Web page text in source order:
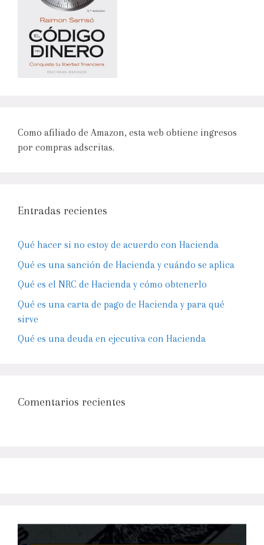
Como afiliado de Amazon, esta web obtiene ingresos
por compras adscritas.
Entradas recientes
Qué hacer si no estoy de acuerdo con Hacienda
Qué es una sanción de Hacienda y cuándo se aplica
Qué es el NRC de Hacienda y cómo obtenerlo
Qué es una carta de pago de Hacienda y para qué
sirve
Qué es una deuda en ejecutiva con Hacienda
Comentarios recientes